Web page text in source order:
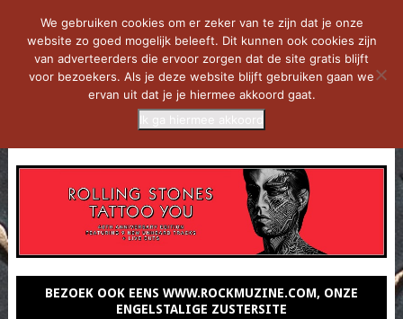
BEZOEK OOK EENS WWW.ROCKMUZINE.COM, ONZE
ENGELSTALIGE ZUSTERSITE
We gebruiken cookies om er zeker van te zijn dat je onze
website zo goed mogelijk beleeft. Dit kunnen ook cookies zijn
van adverteerders die ervoor zorgen dat de site gratis blijft
voor bezoekers. Als je deze website blijft gebruiken gaan we
ervan uit dat je je hiermee akkoord gaat.
Ik ga hiermee akkoord